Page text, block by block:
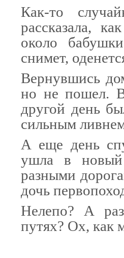
Как-то
рассказала,
около
снимет,
Вернувшись
но не пошел.
другой день
сильным
А еще день
ушла в
разными
дочь
Нелепо? А
путях? Ох, как